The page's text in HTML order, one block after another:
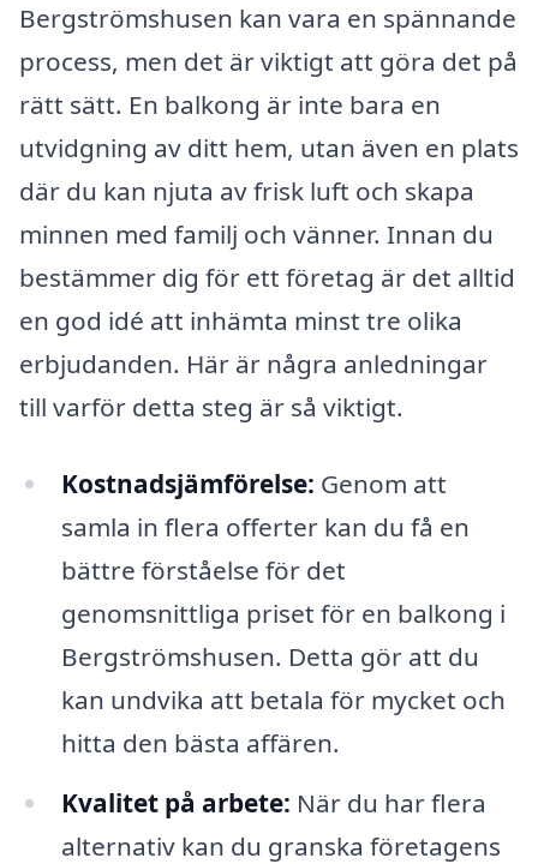
Bergströmshusen kan vara en spännande
process, men det är viktigt att göra det på
rätt sätt. En balkong är inte bara en
utvidgning av ditt hem, utan även en plats
där du kan njuta av frisk luft och skapa
minnen med familj och vänner. Innan du
bestämmer dig för ett företag är det alltid
en god idé att inhämta minst tre olika
erbjudanden. Här är några anledningar
till varför detta steg är så viktigt.
Kostnadsjämförelse: Genom att
samla in flera offerter kan du få en
bättre förståelse för det
genomsnittliga priset för en balkong i
Bergströmshusen. Detta gör att du
kan undvika att betala för mycket och
hitta den bästa affären.
Kvalitet på arbete: När du har flera
alternativ kan du granska företagens